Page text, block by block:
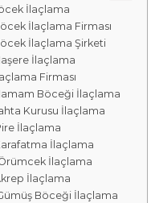
İlaçlama
İlaçlama Firması
İlaçlama Şirketi
İlaçlama
Firması
Böceği İlaçlama
Kurusu İlaçlama
İlaçlama
İlaçlama
Örümcek İlaçlama
İlaçlama
Böceği İlaçlama